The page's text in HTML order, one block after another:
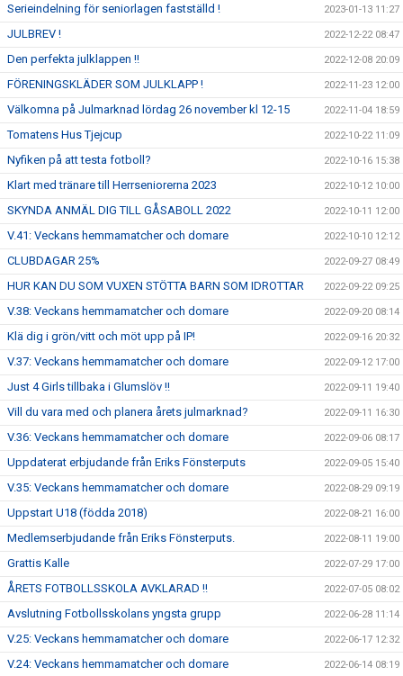
Serieindelning för seniorlagen fastställd ! 2023-01-13 11:27
JULBREV ! 2022-12-22 08:47
Den perfekta julklappen !! 2022-12-08 20:09
FÖRENINGSKLÄDER SOM JULKLAPP ! 2022-11-23 12:00
Välkomna på Julmarknad lördag 26 november kl 12-15 2022-11-04 18:59
Tomatens Hus Tjejcup 2022-10-22 11:09
Nyfiken på att testa fotboll? 2022-10-16 15:38
Klart med tränare till Herrseniorerna 2023 2022-10-12 10:00
SKYNDA ANMÄL DIG TILL GÅSABOLL 2022 2022-10-11 12:00
V.41: Veckans hemmamatcher och domare 2022-10-10 12:12
CLUBDAGAR 25% 2022-09-27 08:49
HUR KAN DU SOM VUXEN STÖTTA BARN SOM IDROTTAR 2022-09-22 09:25
V.38: Veckans hemmamatcher och domare 2022-09-20 08:14
Klä dig i grön/vitt och möt upp på IP! 2022-09-16 20:32
V.37: Veckans hemmamatcher och domare 2022-09-12 17:00
Just 4 Girls tillbaka i Glumslöv !! 2022-09-11 19:40
Vill du vara med och planera årets julmarknad? 2022-09-11 16:30
V.36: Veckans hemmamatcher och domare 2022-09-06 08:17
Uppdaterat erbjudande från Eriks Fönsterputs 2022-09-05 15:40
V.35: Veckans hemmamatcher och domare 2022-08-29 09:19
Uppstart U18 (födda 2018) 2022-08-21 16:00
Medlemserbjudande från Eriks Fönsterputs. 2022-08-11 19:00
Grattis Kalle 2022-07-29 17:00
ÅRETS FOTBOLLSSKOLA AVKLARAD !! 2022-07-05 08:02
Avslutning Fotbollsskolans yngsta grupp 2022-06-28 11:14
V.25: Veckans hemmamatcher och domare 2022-06-17 12:32
V.24: Veckans hemmamatcher och domare 2022-06-14 08:19